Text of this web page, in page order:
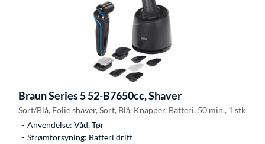
BraunSeries 5 52-B7650cc, Shaver
Sort/Blå, Folie shaver, Sort, Blå, Knapper, Batteri, 50 min., 1 stk
Anvendelse: Våd, Tør
Strømforsyning: Batteri drift